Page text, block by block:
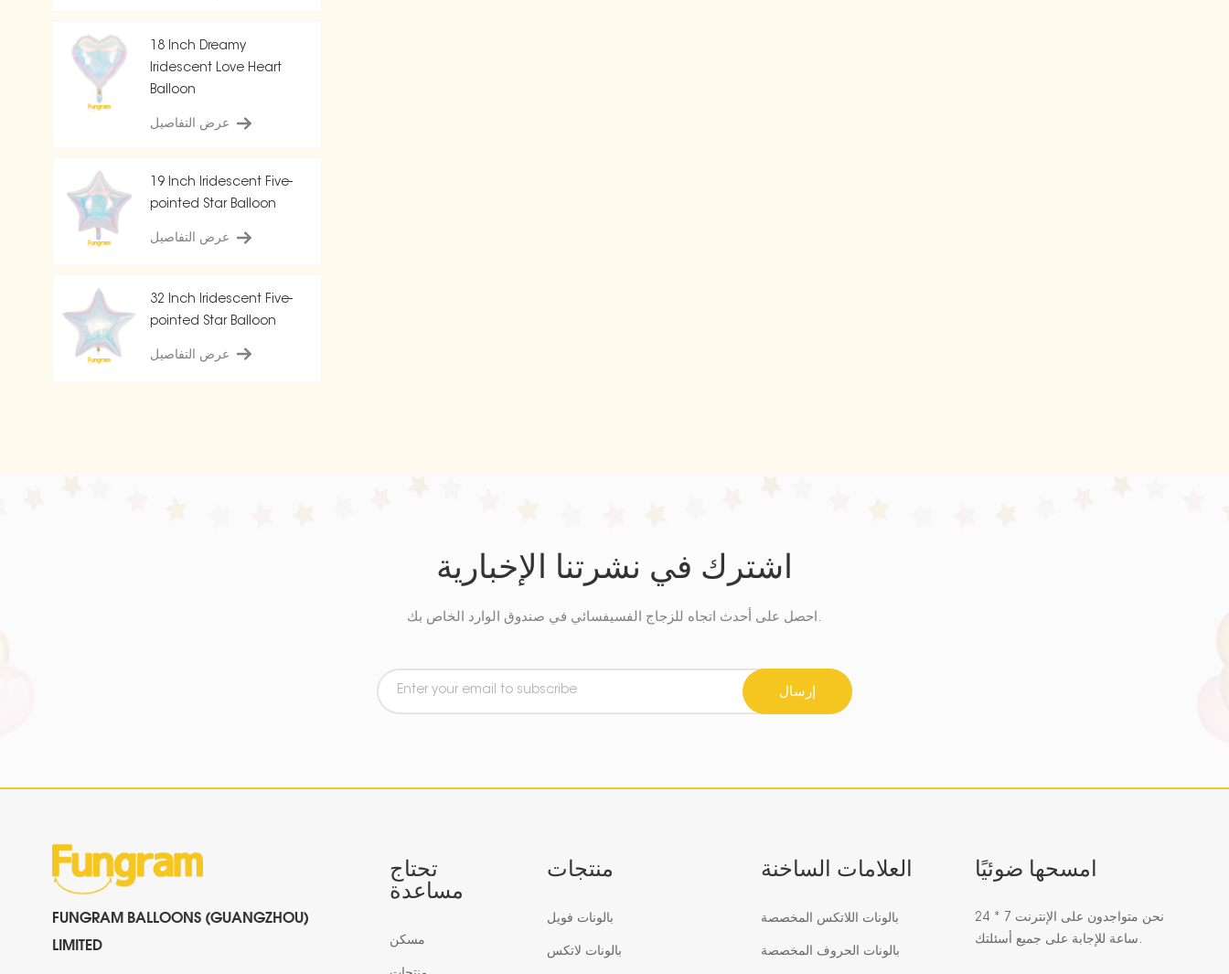
18 Inch Dreamy
Iridescent Love Heart
Balloon
عرض التفاصيل
19 Inch Iridescent Five-
pointed Star Balloon
عرض التفاصيل
32 Inch Iridescent Five-
pointed Star Balloon
عرض التفاصيل
اشترك في نشرتنا الإخبارية
احصل على أحدث اتجاه للزجاج الفسيفسائي في صندوق الوارد الخاص بك.
إرسال
FUNGRAM BALLOONS (GUANGZHOU)
LIMITED
تحتاج
مساعدة
مسكن
منتجات
بالونات فويل
بالونات لاتكس
العلامات الساخنة
بالونات اللاتكس المخصصة
بالونات الحروف المخصصة
امسحها ضوئيًا
نحن متواجدون على الإنترنت 7 * 24
ساعة للإجابة على جميع أسئلتك.